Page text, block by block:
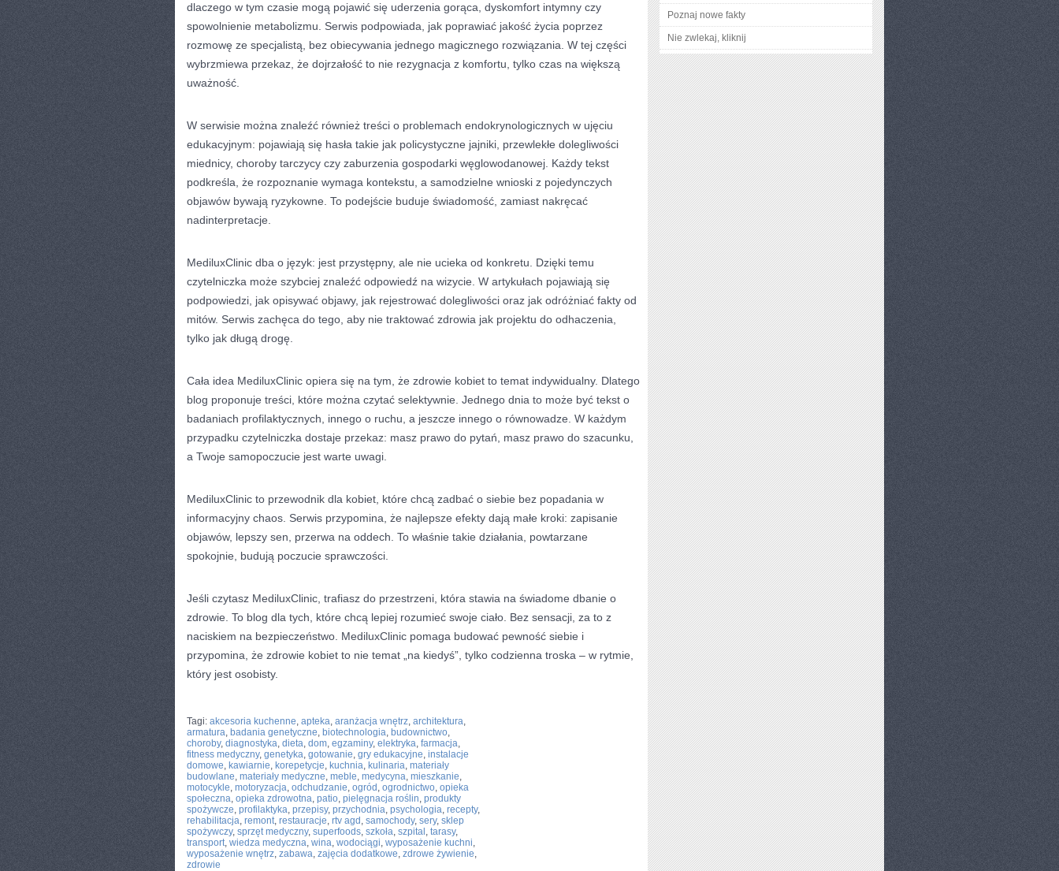
dlaczego w tym czasie mogą pojawić się uderzenia gorąca, dyskomfort intymny czy
spowolnienie metabolizmu. Serwis podpowiada, jak poprawiać jakość życia poprzez
rozmowę ze specjalistą, bez obiecywania jednego magicznego rozwiązania. W tej części
wybrzmiewa przekaz, że dojrzałość to nie rezygnacja z komfortu, tylko czas na większą
uważność.
W serwisie można znaleźć również treści o problemach endokrynologicznych w ujęciu
edukacyjnym: pojawiają się hasła takie jak policystyczne jajniki, przewlekłe dolegliwości
miednicy, choroby tarczycy czy zaburzenia gospodarki węglowodanowej. Każdy tekst
podkreśla, że rozpoznanie wymaga kontekstu, a samodzielne wnioski z pojedynczych
objawów bywają ryzykowne. To podejście buduje świadomość, zamiast nakręcać
nadinterpretacje.
MediluxClinic dba o język: jest przystępny, ale nie ucieka od konkretu. Dzięki temu
czytelniczka może szybciej znaleźć odpowiedź na wizycie. W artykułach pojawiają się
podpowiedzi, jak opisywać objawy, jak rejestrować dolegliwości oraz jak odróżniać fakty od
mitów. Serwis zachęca do tego, aby nie traktować zdrowia jak projektu do odhaczenia,
tylko jak długą drogę.
Cała idea MediluxClinic opiera się na tym, że zdrowie kobiet to temat indywidualny. Dlatego
blog proponuje treści, które można czytać selektywnie. Jednego dnia to może być tekst o
badaniach profilaktycznych, innego o ruchu, a jeszcze innego o równowadze. W każdym
przypadku czytelniczka dostaje przekaz: masz prawo do pytań, masz prawo do szacunku,
a Twoje samopoczucie jest warte uwagi.
MediluxClinic to przewodnik dla kobiet, które chcą zadbać o siebie bez popadania w
informacyjny chaos. Serwis przypomina, że najlepsze efekty dają małe kroki: zapisanie
objawów, lepszy sen, przerwa na oddech. To właśnie takie działania, powtarzane
spokojnie, budują poczucie sprawczości.
Jeśli czytasz MediluxClinic, trafiasz do przestrzeni, która stawia na świadome dbanie o
zdrowie. To blog dla tych, które chcą lepiej rozumieć swoje ciało. Bez sensacji, za to z
naciskiem na bezpieczeństwo. MediluxClinic pomaga budować pewność siebie i
przypomina, że zdrowie kobiet to nie temat „na kiedyś”, tylko codzienna troska – w rytmie,
który jest osobisty.
Tagi: akcesoria kuchenne, apteka, aranżacja wnętrz, architektura,
armatura, badania genetyczne, biotechnologia, budownictwo,
choroby, diagnostyka, dieta, dom, egzaminy, elektryka, farmacja,
fitness medyczny, genetyka, gotowanie, gry edukacyjne, instalacje
domowe, kawiarnie, korepetycje, kuchnia, kulinaria, materiały
budowlane, materiały medyczne, meble, medycyna, mieszkanie,
motocykle, motoryzacja, odchudzanie, ogród , ogrodnictwo, opieka
społeczna, opieka zdrowotna, patio, pielęgnacja roślin, produkty
spożywcze, profilaktyka, przepisy, przychodnia, psychologia, recepty,
rehabilitacja, remont, restauracje, rtv agd , samochody, sery, sklep
spożywczy, sprzęt medyczny, superfoods, szkoła, szpital , tarasy,
transport, wiedza medyczna, wina, wodociągi, wyposażenie kuchni,
wyposażenie wnętrz, zabawa, zajęcia dodatkowe, zdrowe żywienie,
zdrowie
Poznaj nowe fakty
Nie zwlekaj, kliknij